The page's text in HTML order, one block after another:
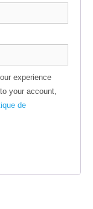
experience
your account,
de